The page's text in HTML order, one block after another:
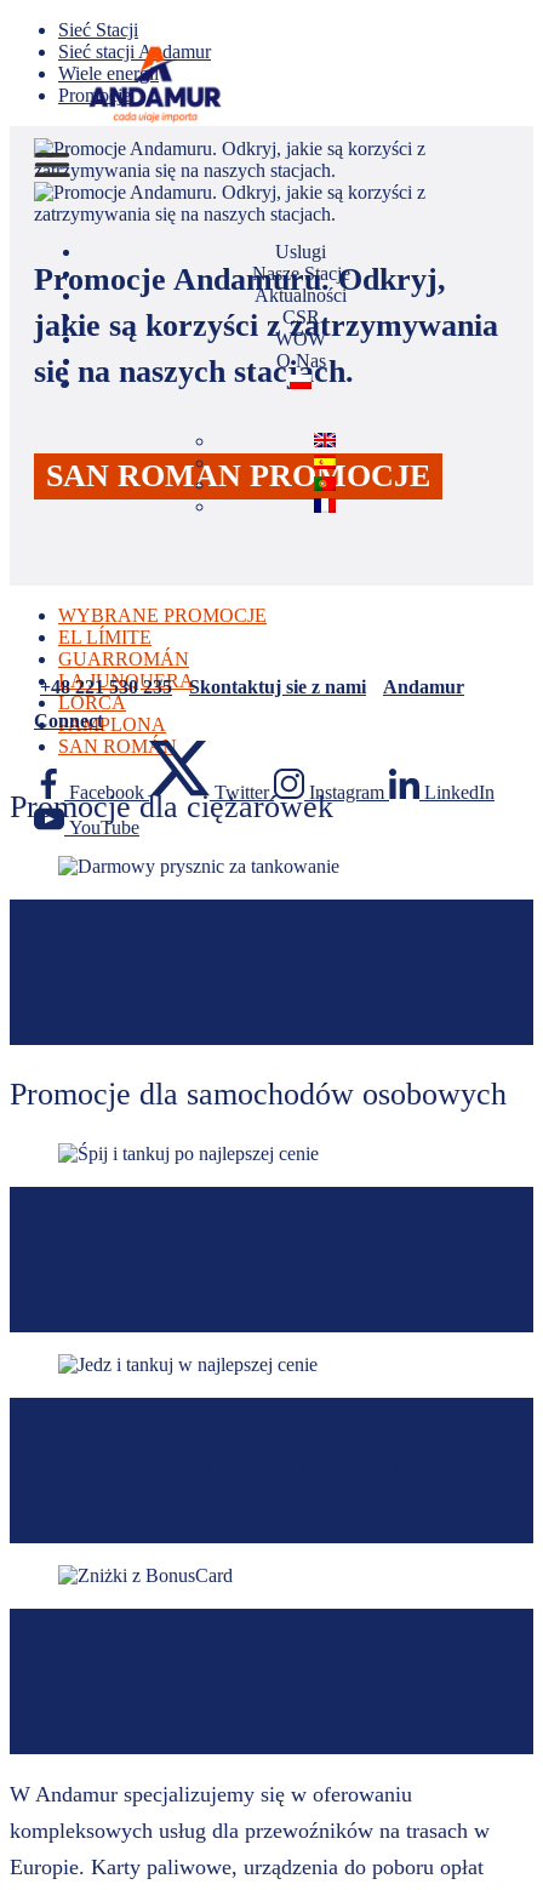
Uslugi
Nasze Stacje
Aktualności
CSR
WOW
O Nas
+48 221 530 235 Skontaktuj sie z nami
Andamur
Connect
Facebook Twitter Instagram
LinkedIn
YouTube
Sieć Stacji
Sieć stacji Andamur
Wiele energii
Promocje
Promocje Andamuru. Odkryj,
jakie są korzyści z zatrzymywania
się na naszych stacjach.
SAN ROMAN PROMOCJE
WYBRANE PROMOCJE
EL LÍMITE
GUARROMÁN
LA JUNQUERA
LORCA
PAMPLONA
SAN ROMÁN
Promocje dla ciężarówek
Promocje dla samochodów osobowych
W Andamur specjalizujemy się w oferowaniu
kompleksowych usług dla przewoźników na trasach w
Europie. Karty paliwowe, urządzenia do poboru opłat